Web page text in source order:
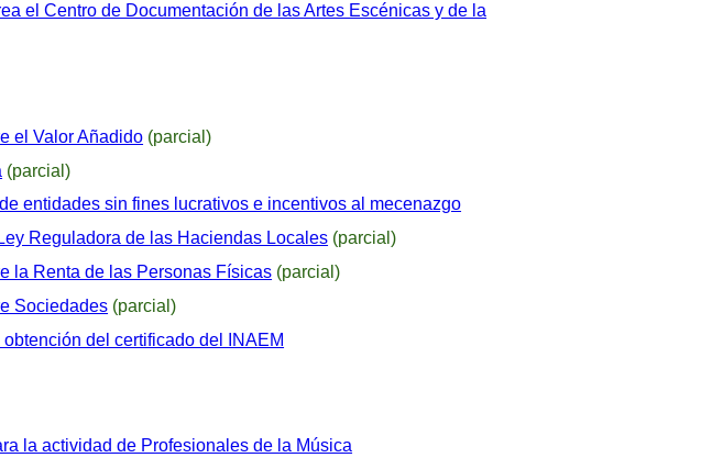
el Centro de Documentación de las Artes Escénicas y de la
el Valor Añadido (parcial)
(parcial)
entidades sin fines lucrativos e incentivos al mecenazgo
Reguladora de las Haciendas Locales (parcial)
la Renta de las Personas Físicas (parcial)
Sociedades (parcial)
del certificado del INAEM
la actividad de Profesionales de la Música